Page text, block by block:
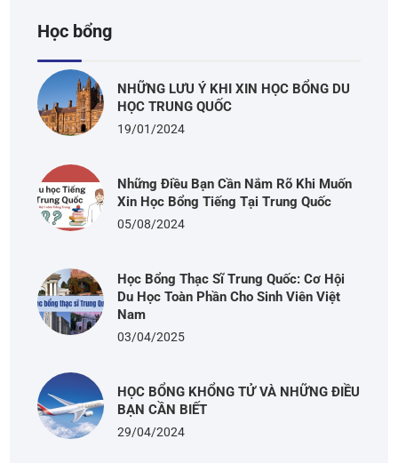
Học bổng
NHỮNG LƯU Ý KHI XIN HỌC BỔNG DU
HỌC TRUNG QUỐC
19/01/2024
Những Điều Bạn Cần Nắm Rõ Khi Muốn
Xin Học Bổng Tiếng Tại Trung Quốc
05/08/2024
Học Bổng Thạc Sĩ Trung Quốc: Cơ Hội
Du Học Toàn Phần Cho Sinh Viên Việt
Nam
03/04/2025
HỌC BỔNG KHỔNG TỬ VÀ NHỮNG ĐIỀU
BẠN CẦN BIẾT
29/04/2024